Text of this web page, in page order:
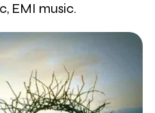
EMI music.